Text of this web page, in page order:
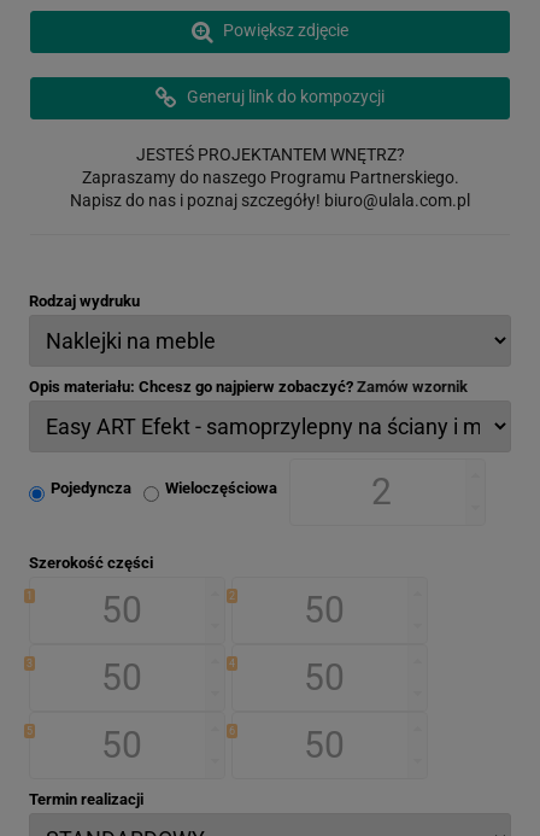
Powiększ zdjęcie
Generuj link do kompozycji
JESTEŚ PROJEKTANTEM WNĘTRZ?
Zapraszamy do naszego Programu Partnerskiego.
Napisz do nas i poznaj szczegóły! biuro@ulala.com.pl
Rodzaj wydruku
Opis materiału: Chcesz go najpierw zobaczyć? Zamów wzornik
Pojedyncza Wieloczęściowa
Szerokość części
1 2
3 4
5 6
Termin realizacji